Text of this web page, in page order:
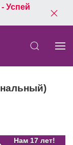
Успей
Нам 17 лет!